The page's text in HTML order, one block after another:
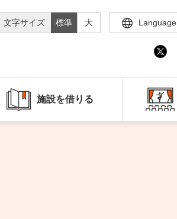
文字サイズ 標準 大 Language
施設を借りる